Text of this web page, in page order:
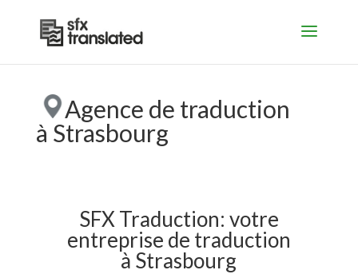
Agence de traduction
à Strasbourg
SFX Traduction: votre
entreprise de traduction
à Strasbourg